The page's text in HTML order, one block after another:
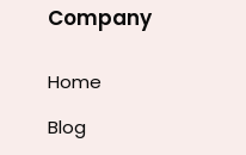
Company
Home
Blog